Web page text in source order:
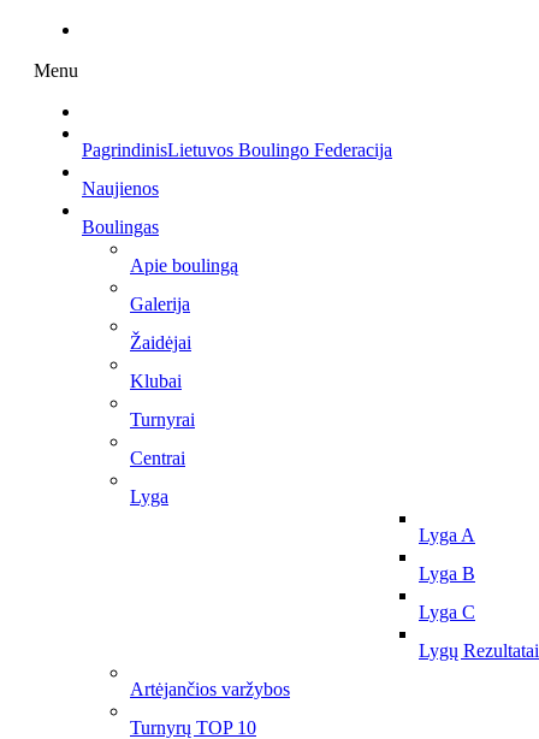
Menu
PagrindinisLietuvos Boulingo Federacija
Naujienos
Boulingas
Apie boulingą
Galerija
Žaidėjai
Klubai
Turnyrai
Centrai
Lyga
Lyga A
Lyga B
Lyga C
Lygų Rezultatai
Artėjančios varžybos
Turnyrų TOP 10